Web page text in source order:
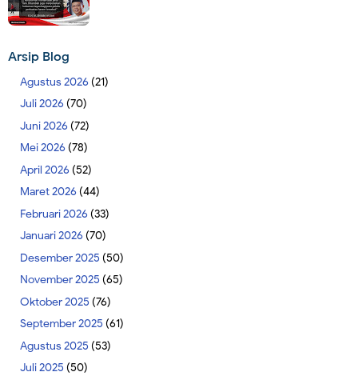
Arsip Blog
Agustus 2026 (21)
Juli 2026 (70)
Juni 2026 (72)
Mei 2026 (78)
April 2026 (52)
Maret 2026 (44)
Februari 2026 (33)
Januari 2026 (70)
Desember 2025 (50)
November 2025 (65)
Oktober 2025 (76)
September 2025 (61)
Agustus 2025 (53)
Juli 2025 (50)